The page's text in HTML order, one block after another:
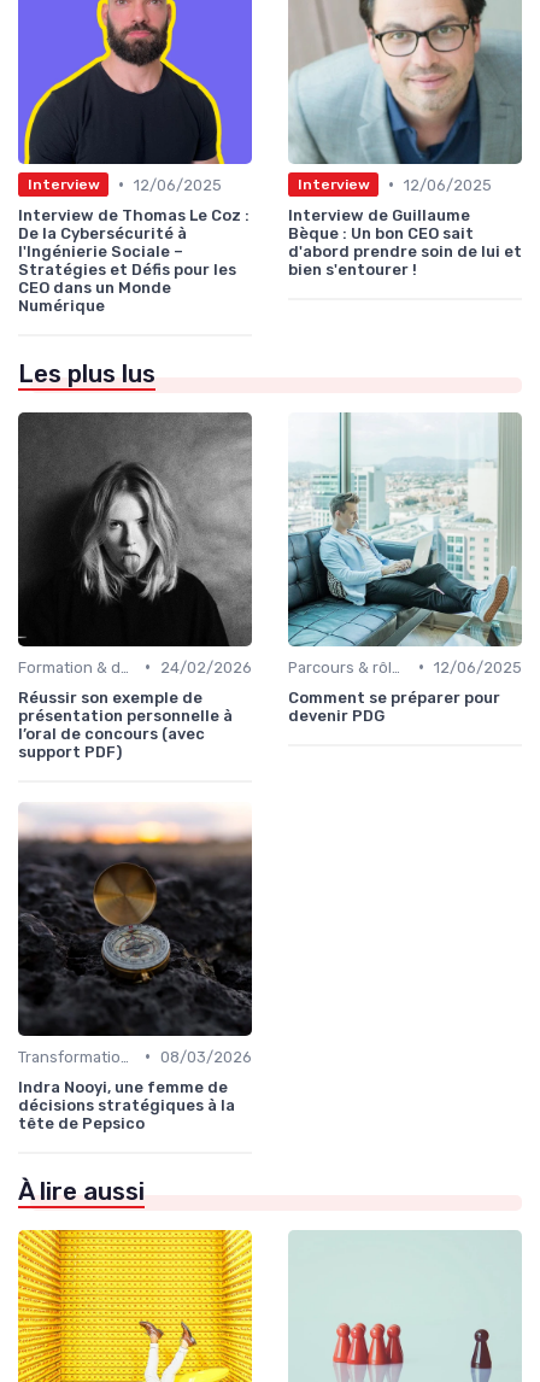
Interview • 12/06/2025
Interview de Thomas Le Coz :
De la Cybersécurité à
l'Ingénierie Sociale –
Stratégies et Défis pour les
CEO dans un Monde
Numérique
Interview • 12/06/2025
Interview de Guillaume
Bèque : Un bon CEO sait
d'abord prendre soin de lui et
bien s'entourer !
Les plus lus
•
24/02/2026
Réussir son exemple de
présentation personnelle à
l’oral de concours (avec
support PDF)
• 12/06/2025
Comment se préparer pour
devenir PDG
• 08/03/2026
Indra Nooyi, une femme de
décisions stratégiques à la
tête de Pepsico
À lire aussi